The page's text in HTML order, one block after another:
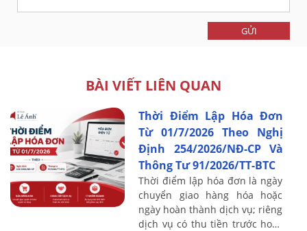
GỬI
BÀI VIẾT LIÊN QUAN
Thời Điểm Lập Hóa Đơn
Từ 01/7/2026 Theo Nghị
Định 254/2026/NĐ-CP Và
Thông Tư 91/2026/TT-BTC
Thời điểm lập hóa đơn là ngày
chuyển giao hàng hóa hoặc
ngày hoàn thành dịch vụ; riêng
dịch vụ có thu tiền trước hoặc